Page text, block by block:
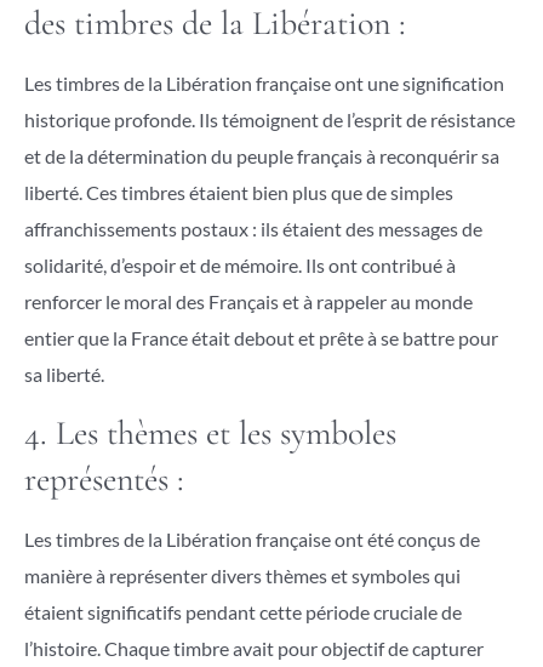
des timbres de la Libération :
Les timbres de la Libération française ont une signification
historique profonde. Ils témoignent de l’esprit de résistance
et de la détermination du peuple français à reconquérir sa
liberté. Ces timbres étaient bien plus que de simples
affranchissements postaux : ils étaient des messages de
solidarité, d’espoir et de mémoire. Ils ont contribué à
renforcer le moral des Français et à rappeler au monde
entier que la France était debout et prête à se battre pour
sa liberté.
4. Les thèmes et les symboles
représentés :
Les timbres de la Libération française ont été conçus de
manière à représenter divers thèmes et symboles qui
étaient significatifs pendant cette période cruciale de
l’histoire. Chaque timbre avait pour objectif de capturer